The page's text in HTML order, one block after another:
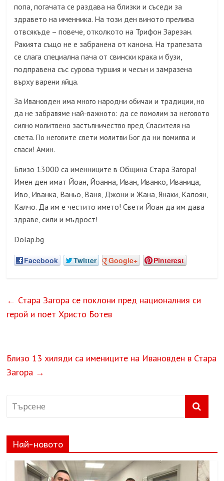
попа, погачата се раздава на близки и съседи за
здравето на именника. На този ден виното прелива
отвсякъде – повече, отколкото на Трифон Зарезан.
Ракията също не е забранена от канона. На трапезата
се слага специална пача от свински крака и бузи,
подправена със сурова туршия и чесън и замразена
върху варени яйца.
За Ивановден има много народни обичаи и традиции, но
да не забравяме най-важното: да се помолим за неговото
силно молитвено застъпничество пред Спасителя на
света. По неговите свети молитви Бог да ни помилва и
спаси! Амин.
Близо 13000 са именниците в Община Стара Загора!
Имен ден имат Йоан, Йоанна, Иван, Иванко, Иваница,
Иво, Иванка, Ваньо, Ваня, Джони и Жана, Янаки, Калоян,
Калчо. Да им е честито името! Свети Йоан да им дава
здраве, сили и мъдрост!
Dolap.bg
Facebook Twitter Google+ Pinterest
← Стара Загора се поклони пред националния си
герой и поет Христо Ботев
Близо 13 хиляди са имениците на Ивановден в Стара
Загора →
Най-новото